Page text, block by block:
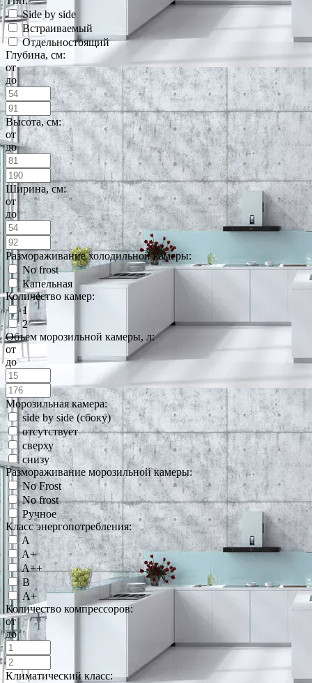
Side by side
Встраиваемый
Отдельностоящий
Глубина, см:
от
до
Высота, см:
от
до
Ширина, см:
от
до
Размораживание холодильной камеры:
No frost
Капельная
Количество камер:
1
2
Объем морозильной камеры, л:
от
до
Морозильная камера:
side by side (сбоку)
отсутствует
сверху
снизу
Размораживание морозильной камеры:
No Frost
No frost
Ручное
Класс энергопотребления:
A
A+
A++
B
А+
Количество компрессоров:
от
до
Климатический класс: